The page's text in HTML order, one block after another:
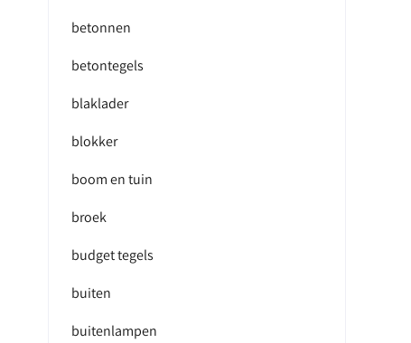
betonnen
betontegels
blaklader
blokker
boom en tuin
broek
budget tegels
buiten
buitenlampen